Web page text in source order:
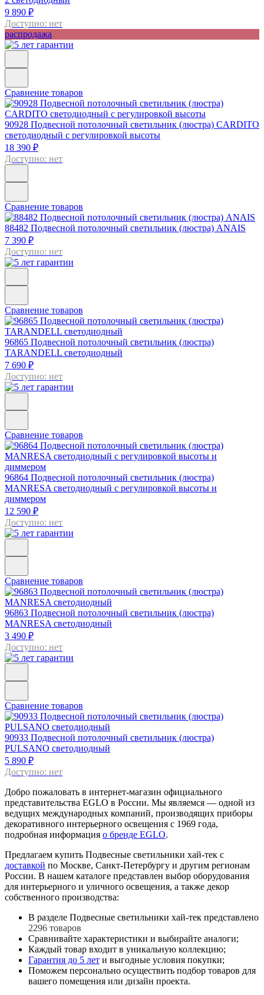
9 890 ₽
Доступно: нет
распродажа
Сравнение товаров
90928 Подвесной потолочный светильник (люстра) CARDITO
светодиодный с регулировкой высоты
18 390 ₽
Доступно: нет
Сравнение товаров
88482 Подвесной потолочный светильник (люстра) ANAIS
7 390 ₽
Доступно: нет
Сравнение товаров
96865 Подвесной потолочный светильник (люстра)
TARANDELL светодиодный
7 690 ₽
Доступно: нет
Сравнение товаров
96864 Подвесной потолочный светильник (люстра)
MANRESA светодиодный с регулировкой высоты и
диммером
12 590 ₽
Доступно: нет
Сравнение товаров
96863 Подвесной потолочный светильник (люстра)
MANRESA светодиодный
3 490 ₽
Доступно: нет
Сравнение товаров
90933 Подвесной потолочный светильник (люстра)
PULSANO светодиодный
5 890 ₽
Доступно: нет
Добро пожаловать в интернет-магазин официального
представительства EGLO в России. Мы являемся — одной из
ведущих международных компаний, производящих приборы
декоративного интерьерного освещения с 1969 года,
подробная информация о бренде EGLO.
Предлагаем купить Подвесные светильники хай-тек с
доставкой по Москве, Санкт-Петербургу и другим регионам
России. В нашем каталоге представлен выбор оборудования
для интерьерного и уличного освещения, а также декор
собственного производства:
В разделе Подвесные светильники хай-тек представлено
2296 товаров
Сравнивайте характеристики и выбирайте аналоги;
Каждый товар входит в уникальную коллекцию;
Гарантия до 5 лет и выгодные условия покупки;
Поможем персонально осуществить подбор товаров для
вашего помещения или дизайн проекта.